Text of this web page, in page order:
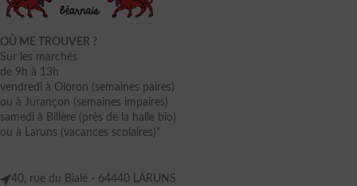
OÙ ME TROUVER ?
Sur les marchés
de 9h à 13h
vendredi à Oloron (semaines paires)
ou à Jurançon (semaines impaires)
samedi à Billère (près de la halle bio)
ou à Laruns (vacances scolaires)"
40, rue du Bialé - 64440 LARUNS